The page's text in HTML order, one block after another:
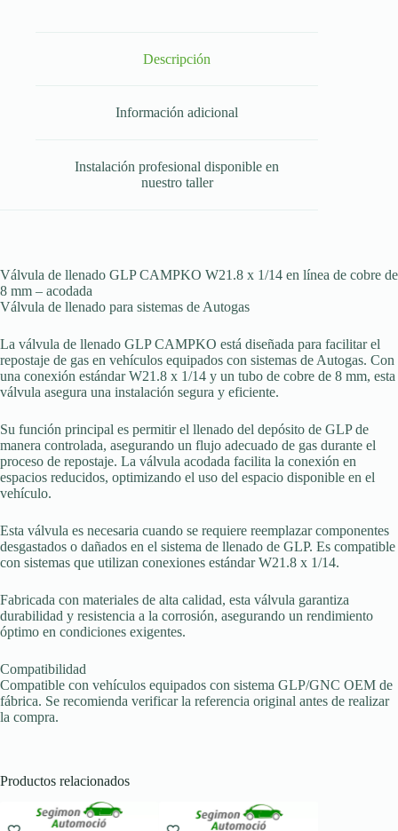
Descripción
Información adicional
Instalación profesional disponible en
nuestro taller
Válvula de llenado GLP CAMPKO W21.8 x 1/14 en línea de cobre de
8 mm – acodada
Válvula de llenado para sistemas de Autogas
La válvula de llenado GLP CAMPKO está diseñada para facilitar el
repostaje de gas en vehículos equipados con sistemas de Autogas. Con
una conexión estándar W21.8 x 1/14 y un tubo de cobre de 8 mm, esta
válvula asegura una instalación segura y eficiente.
Su función principal es permitir el llenado del depósito de GLP de
manera controlada, asegurando un flujo adecuado de gas durante el
proceso de repostaje. La válvula acodada facilita la conexión en
espacios reducidos, optimizando el uso del espacio disponible en el
vehículo.
Esta válvula es necesaria cuando se requiere reemplazar componentes
desgastados o dañados en el sistema de llenado de GLP. Es compatible
con sistemas que utilizan conexiones estándar W21.8 x 1/14.
Fabricada con materiales de alta calidad, esta válvula garantiza
durabilidad y resistencia a la corrosión, asegurando un rendimiento
óptimo en condiciones exigentes.
Compatibilidad
Compatible con vehículos equipados con sistema GLP/GNC OEM de
fábrica. Se recomienda verificar la referencia original antes de realizar
la compra.
Productos relacionados